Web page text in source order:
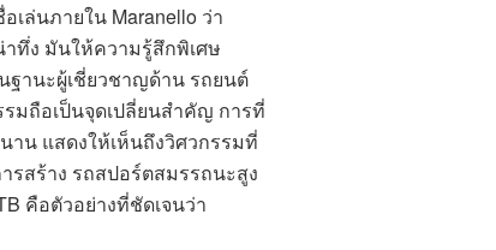
เล่นภายใน Maranello ว่า
าทึ่ง มันให้ความรู้สึกพิเศษ
ฐานะผู้เชี่ยวชาญด้าน รถยนต์
มถือเป็นจุดเปลี่ยนสำคัญ การที่
าน แสดงให้เห็นถึงวิศวกรรมที่
สร้าง รถสปอร์ตสมรรถนะสูง
คือตัวอย่างที่ชัดเจนว่า